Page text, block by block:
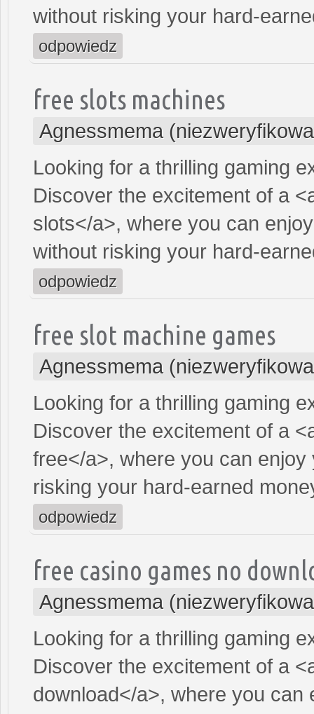
without risking your hard-
odpowiedz
free slots machines
Agnessmema
Looking for a thrilling gaming
Discover the excitement of a
slots</a>, where you can
without risking your hard-
odpowiedz
free slot machine games
Agnessmema
Looking for a thrilling gaming
Discover the excitement of a
free</a>, where you can
risking your hard-earned
odpowiedz
free casino games no
Agnessmema
Looking for a thrilling gaming
Discover the excitement of a
download</a>, where you